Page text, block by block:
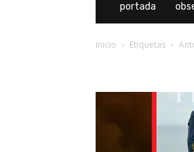
portada
Inicio Etiquetas